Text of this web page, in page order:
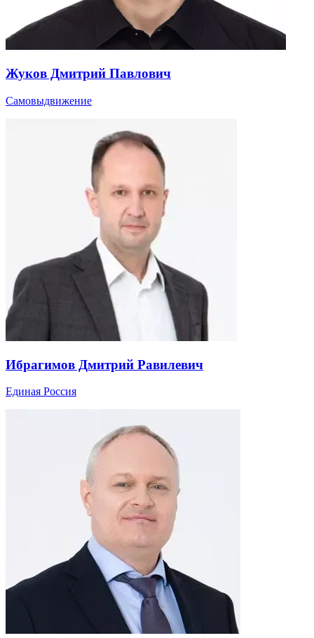
Жуков Дмитрий Павлович
Самовыдвижение
Ибрагимов Дмитрий Равилевич
Единая Россия